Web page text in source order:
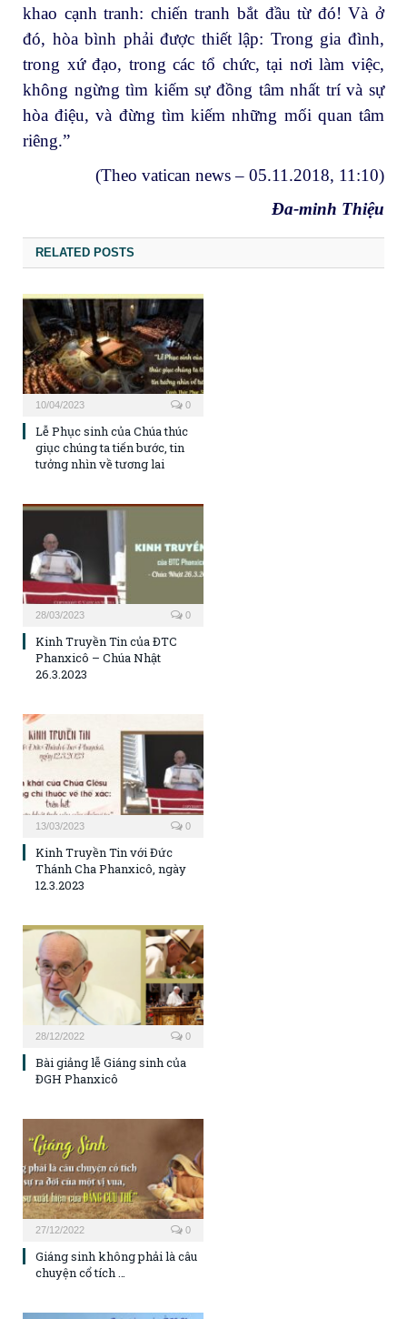
khao cạnh tranh: chiến tranh bắt đầu từ đó! Và ở
đó, hòa bình phải được thiết lập: Trong gia đình,
trong xứ đạo, trong các tổ chức, tại nơi làm việc,
không ngừng tìm kiếm sự đồng tâm nhất trí và sự
hòa điệu, và đừng tìm kiếm những mối quan tâm
riêng.”
(Theo vatican news – 05.11.2018, 11:10)
Đa-minh Thiệu
RELATED POSTS
10/04/2023 0
Lễ Phục sinh của Chúa thúc
giục chúng ta tiến bước, tin
tưởng nhìn về tương lai
28/03/2023 0
Kinh Truyền Tin của ĐTC
Phanxicô – Chúa Nhật
26.3.2023
13/03/2023 0
Kinh Truyền Tin với Đức
Thánh Cha Phanxicô, ngày
12.3.2023
28/12/2022 0
Bài giảng lễ Giáng sinh của
ĐGH Phanxicô
27/12/2022 0
Giáng sinh không phải là câu
chuyện cổ tích …